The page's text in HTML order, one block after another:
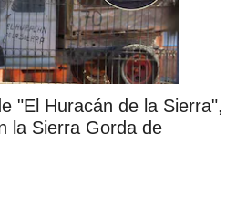
"El Huracán de la Sierra",
la Sierra Gorda de